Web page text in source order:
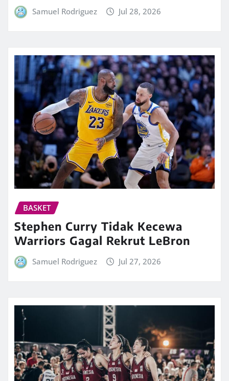
Samuel Rodriguez Jul 28, 2026
BASKET
Stephen Curry Tidak Kecewa
Warriors Gagal Rekrut LeBron
Samuel Rodriguez Jul 27, 2026